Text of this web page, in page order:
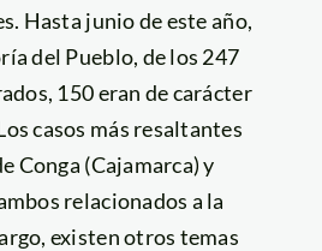
Hasta junio de este año,
del Pueblo, de los 247
150 eran de carácter
casos más resaltantes
Conga (Cajamarca) y
relacionados a la
existen otros temas